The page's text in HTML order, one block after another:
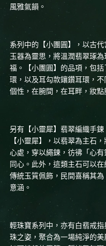
風雅氣韻。
系列中的【小團圓】，以古
玉器為靈思，將溫潤翡翠琢
福。【小團圓】的品項，包
環，以及耳勾款鑲鑽耳環，
個性，在腕間，在耳畔，妝點
另有【小靈犀】翡翠編織手
【小靈犀】，以翡翠為主石
心處，穿以繩鍊，彷彿「心
同心。此外，這類主石可以
傳統玉質佩飾，民間喜稱其
意涵。
輕珠寶系列中，亦有白翡戒
珠之姿，聚合為一場純淨的